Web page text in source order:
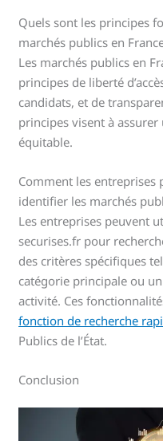
Quels sont les principes
marchés publics en
Les marchés publics en
principes de liberté
candidats, et de
principes visent à
équitable.
Comment les entreprises
identifier les marchés
Les entreprises peuvent
securises.fr pour
des critères spécifiques
catégorie principale ou
activité. Ces
fonction de recherche
Publics de l’État.
Conclusion